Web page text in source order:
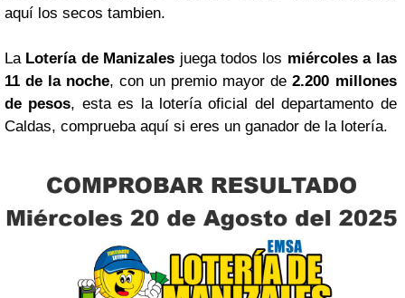
aquí los secos tambien.
La Lotería de Manizales juega todos los miércoles a las
11 de la noche, con un premio mayor de2.200 millones
de pesos, esta es la lotería oficial del departamento de
Caldas, comprueba aquí si eres un ganador de la lotería.